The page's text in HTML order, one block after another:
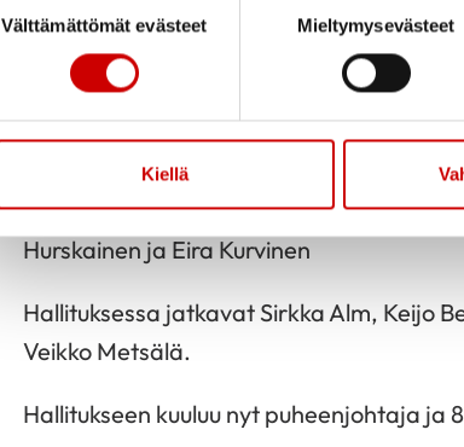
Välttämättömät evästeet
Mieltymysevästeet
Kiellä
Sirkka Alm
Julkaistu 3.1.2024
Puheenjohtajaksi vv 2024-2025
Hallituksen jäseniksi vv 2024-2025
Hurskainen ja Eira Kurvinen
Hallituksessa jatkavat Sirkka Alm, Keijo
Veikko Metsälä.
Hallitukseen kuuluu nyt puheenjohtaja ja